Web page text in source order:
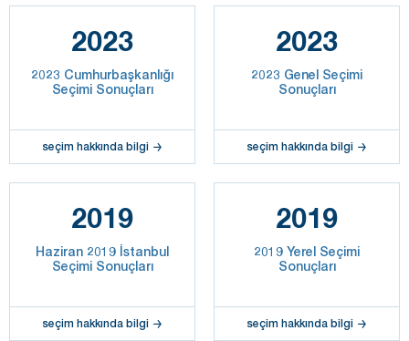
2023
2023 Cumhurbaşkanlığı
Seçimi Sonuçları
seçim hakkında bilgi
2023
2023 Genel Seçimi
Sonuçları
seçim hakkında bilgi
2019
Haziran 2019 İstanbul
Seçimi Sonuçları
seçim hakkında bilgi
2019
2019 Yerel Seçimi
Sonuçları
seçim hakkında bilgi